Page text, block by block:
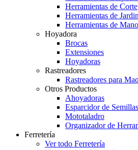
Herramientas de Corte
Herramientas de
Herramientas de Mano
Hoyadora
Brocas
Extensiones
Hoyadoras
Rastreadores
Rastreadores para
Otros Productos
Ahoyadoras
Esparcidor de
Mototaladro
Organizador de
Ferretería
Ver todo Ferretería